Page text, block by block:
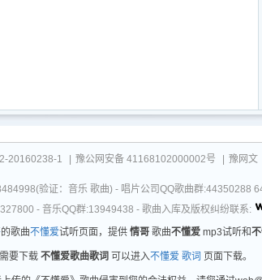
20160238-1 豫公网安备 41168102000002号 豫网文
验证：音乐 歌曲) - 唱片公司QQ歌曲群:44350288
- 音乐QQ群:13949438 - 歌曲入库及版权纠纷联系:
的歌曲不懂爱试听页面，提供 情哥歌曲不懂爱mp3试听和
要下载 不懂爱歌曲歌词 可以进入不懂爱 歌词 页面下载。